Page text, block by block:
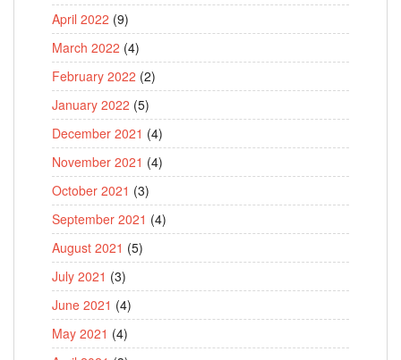
April 2022 (9)
March 2022 (4)
February 2022 (2)
January 2022 (5)
December 2021 (4)
November 2021 (4)
October 2021 (3)
September 2021 (4)
August 2021 (5)
July 2021 (3)
June 2021 (4)
May 2021 (4)